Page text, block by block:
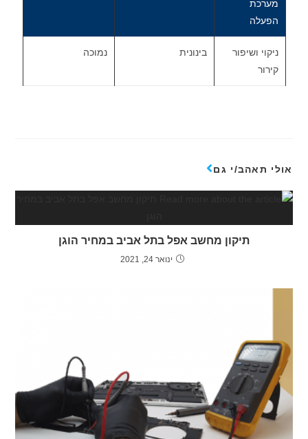
מערכת
הפעלה
ניקוי ושיפור
קירור
בינונית נמוכה
אולי תאהב/י גם
תיקון מחשב אפל בתל אביב במחיר הוגן
ינואר 24, 2021